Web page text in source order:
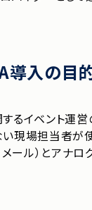
導入の目
るイベント運
現場担当者が
ール）とアナ